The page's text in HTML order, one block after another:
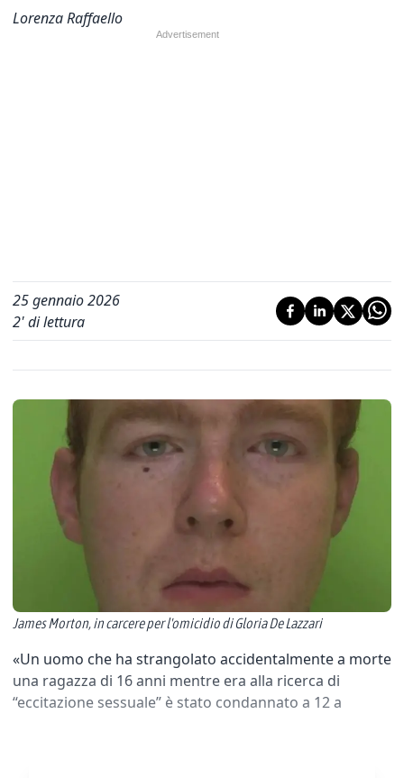
Lorenza Raffaello
25 gennaio 2026
2' di lettura
James Morton, in carcere per l'omicidio di Gloria De Lazzari
«Un uomo che ha strangolato accidentalmente a morte
una ragazza di 16 anni mentre era alla ricerca di
“eccitazione sessuale” è stato condannato a 12 a